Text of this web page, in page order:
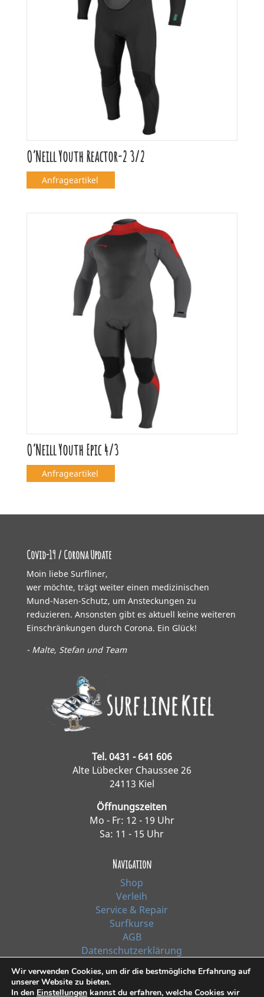
O’Neill Youth Reactor-2 3/2
Anfrageartikel
O’Neill Youth Epic 4/3
Anfrageartikel
Covid-19 / Corona Update
Moin liebe Surfliner,
wer möchte, trägt weiter einen medizinischen
Mund-Nasen-Schutz, um Ansteckungen zu
reduzieren. Ansonsten gibt es aktuell keine weiteren
Einschränkungen durch Corona. Ein Glück!
- Malte, Stefan und Team
Tel. 0431 - 641 606
Alte Lübecker Chaussee 26
24113 Kiel
Öffnungszeiten
Mo - Fr: 12 - 19 Uhr
Sa: 11 - 15 Uhr
Navigation
Shop
Verleih
Service & Repair
Surfkurse
AGB
Datenschutzerklärung
*Alle Preise inkl. Ust. zzgl. Versandkosten
Wir verwenden Cookies, um dir die bestmögliche Erfahrung auf
unserer Website zu bieten.
In den Einstellungen kannst du erfahren, welche Cookies wir